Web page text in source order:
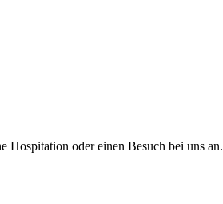
Hospitation oder einen Besuch bei uns an.